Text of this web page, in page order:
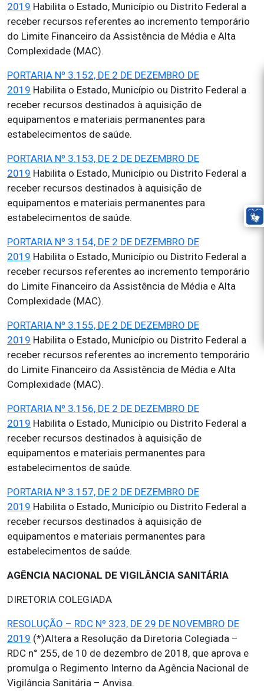
2019 Habilita o Estado, Município ou Distrito Federal a
receber recursos referentes ao incremento temporário
do Limite Financeiro da Assistência de Média e Alta
Complexidade (MAC).
PORTARIA Nº 3.152, DE 2 DE DEZEMBRO DE
2019 Habilita o Estado, Município ou Distrito Federal a
receber recursos destinados à aquisição de
equipamentos e materiais permanentes para
estabelecimentos de saúde.
PORTARIA Nº 3.153, DE 2 DE DEZEMBRO DE
2019 Habilita o Estado, Município ou Distrito Federal a
receber recursos destinados à aquisição de
equipamentos e materiais permanentes para
estabelecimentos de saúde.
PORTARIA Nº 3.154, DE 2 DE DEZEMBRO DE
2019 Habilita o Estado, Município ou Distrito Federal a
receber recursos referentes ao incremento temporário
do Limite Financeiro da Assistência de Média e Alta
Complexidade (MAC).
PORTARIA Nº 3.155, DE 2 DE DEZEMBRO DE
2019 Habilita o Estado, Município ou Distrito Federal a
receber recursos referentes ao incremento temporário
do Limite Financeiro da Assistência de Média e Alta
Complexidade (MAC).
PORTARIA Nº 3.156, DE 2 DE DEZEMBRO DE
2019 Habilita o Estado, Município ou Distrito Federal a
receber recursos destinados à aquisição de
equipamentos e materiais permanentes para
estabelecimentos de saúde.
PORTARIA Nº 3.157, DE 2 DE DEZEMBRO DE
2019 Habilita o Estado, Município ou Distrito Federal a
receber recursos destinados à aquisição de
equipamentos e materiais permanentes para
estabelecimentos de saúde.
AGÊNCIA NACIONAL DE VIGILÂNCIA SANITÁRIA
DIRETORIA COLEGIADA
RESOLUÇÃO – RDC Nº 323, DE 29 DE NOVEMBRO DE
2019 (*)Altera a Resolução da Diretoria Colegiada –
RDC n° 255, de 10 de dezembro de 2018, que aprova e
promulga o Regimento Interno da Agência Nacional de
Vigilância Sanitária – Anvisa.